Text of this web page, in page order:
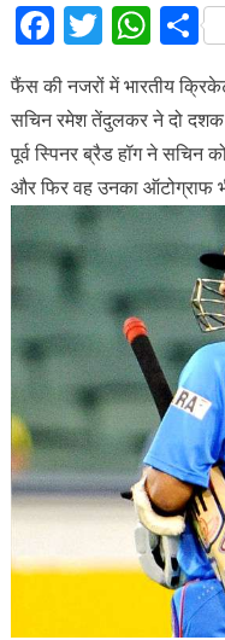
Facebook
Twitter
फैंस की नजरों में भारतीय
सचिन रमेश तेंदुलकर ने दो
पूर्व स्पिनर ब्रैड हॉग ने सचिन
और फिर वह उनका ऑटोग्राफ